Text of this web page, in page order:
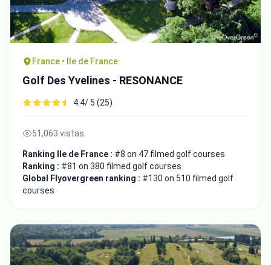
France • Ile de France
Golf Des Yvelines - RESONANCE
4.4/ 5 (25)
51,063 vistas
Ranking Ile de France : #8 on 47 filmed golf courses
Ranking : #81 on 380 filmed golf courses
Global Flyovergreen ranking : #130 on 510 filmed golf
courses